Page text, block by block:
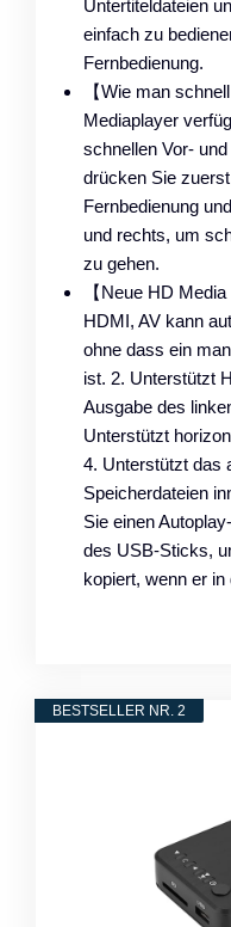
Untertiteldateien
einfach zu
Fernbedienung.
【Wie man
Mediaplayer
schnellen Vor-
drücken Sie
Fernbedienung
und rechts, um
zu gehen.
【Neue HD
HDMI, AV kann
ohne dass ein
ist. 2. Unterstützt
Ausgabe des
Unterstützt
4. Unterstützt das
Speicherdateien
Sie einen
des USB-Sticks,
kopiert, wenn er
BESTSELLER NR. 2